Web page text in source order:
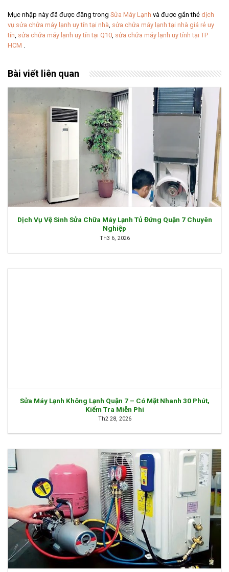
Mục nhập này đã được đăng trong Sửa Máy Lạnh và được gắn thẻ dịch
vụ sửa chửa máy lạnh uy tín tại nhà, sửa chửa máy lạnh tại nhà giá rẻ uy
tín, sửa chửa máy lạnh uy tín tại Q10, sửa chửa máy lạnh uy tính tại TP
HCM .
Bài viết liên quan
Dịch Vụ Vệ Sinh Sửa Chữa Máy Lạnh Tủ Đứng Quận 7 Chuyên
Nghiệp
Th3 6, 2026
Sửa Máy Lạnh Không Lạnh Quận 7 – Có Mặt Nhanh 30 Phút,
Kiểm Tra Miễn Phí
Th2 28, 2026